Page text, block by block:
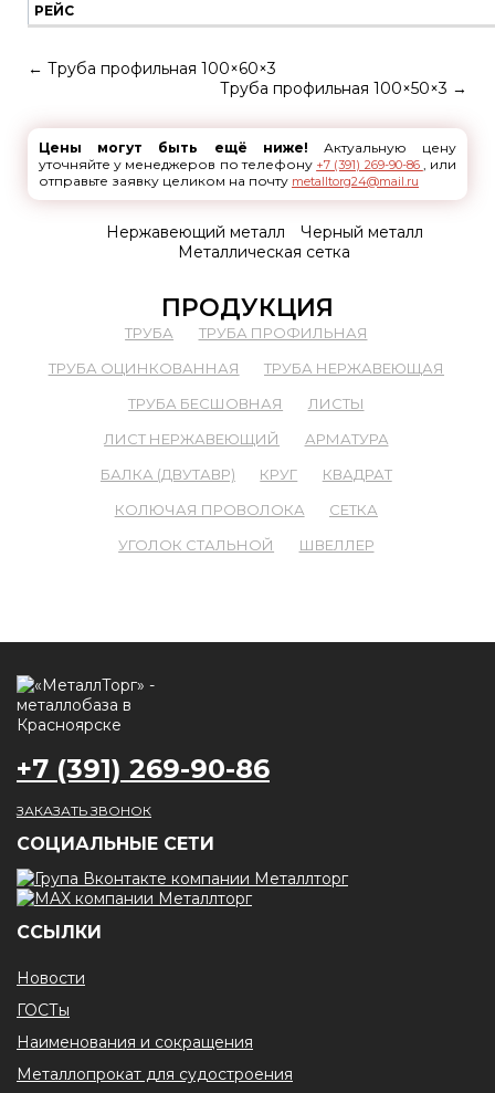
РЕЙС
← Труба профильная 100×60×3
Труба профильная 100×50×3 →
Цены могут быть ещё ниже! Актуальную цену
уточняйте у менеджеров по телефону +7 (391) 269-90-86 , или
отправьте заявку целиком на почту metalltorg24@mail.ru
Нержавеющий металл
Черный металл
Металлическая сетка
ПРОДУКЦИЯ
ТРУБА
ТРУБА ПРОФИЛЬНАЯ
ТРУБА ОЦИНКОВАННАЯ
ТРУБА НЕРЖАВЕЮЩАЯ
ТРУБА БЕСШОВНАЯ
ЛИСТЫ
ЛИСТ НЕРЖАВЕЮЩИЙ
АРМАТУРА
БАЛКА (ДВУТАВР)
КРУГ
КВАДРАТ
КОЛЮЧАЯ ПРОВОЛОКА
СЕТКА
УГОЛОК СТАЛЬНОЙ
ШВЕЛЛЕР
+7 (391) 269-90-86
ЗАКАЗАТЬ ЗВОНОК
CОЦИАЛЬНЫЕ СЕТИ
ССЫЛКИ
Новости
ГОСТы
Наименования и сокращения
Металлопрокат для судостроения